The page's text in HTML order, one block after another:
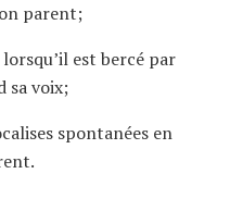
parent;
est bercé par
sa voix;
spontanées en